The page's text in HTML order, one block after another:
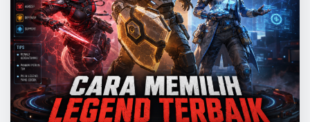
Apex Legends Sesuai Gaya
Bermain
John Gray Jun 29, 2026 0
Cara memilih Legend terbaik di Apex Legends